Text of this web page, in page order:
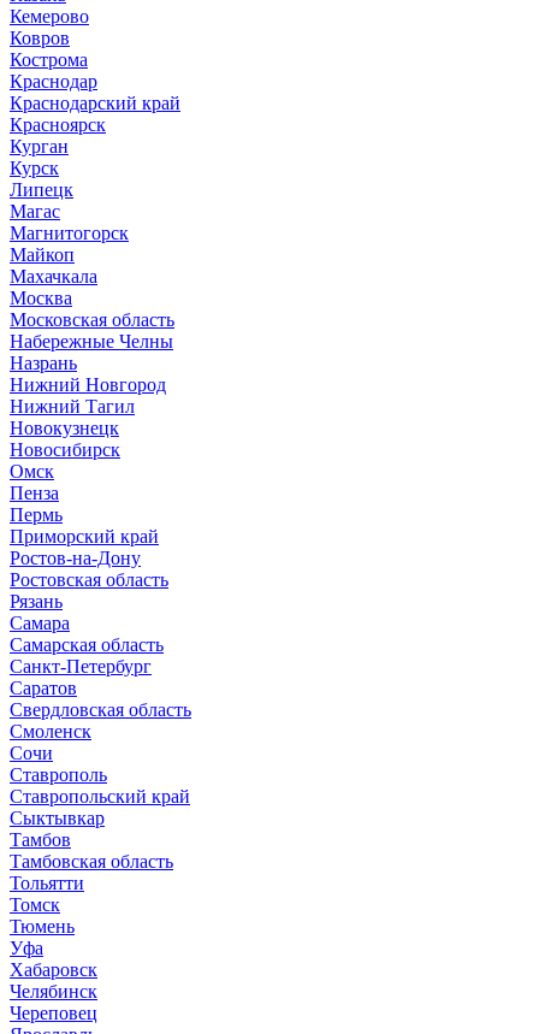
Кемерово
Ковров
Кострома
Краснодар
Краснодарский край
Красноярск
Курган
Курск
Липецк
Магас
Магнитогорск
Майкоп
Махачкала
Москва
Московская область
Набережные Челны
Назрань
Нижний Новгород
Нижний Тагил
Новокузнецк
Новосибирск
Омск
Пенза
Пермь
Приморский край
Ростов-на-Дону
Ростовская область
Рязань
Самара
Самарская область
Санкт-Петербург
Саратов
Свердловская область
Смоленск
Сочи
Ставрополь
Ставропольский край
Сыктывкар
Тамбов
Тамбовская область
Тольятти
Томск
Тюмень
Уфа
Хабаровск
Челябинск
Череповец